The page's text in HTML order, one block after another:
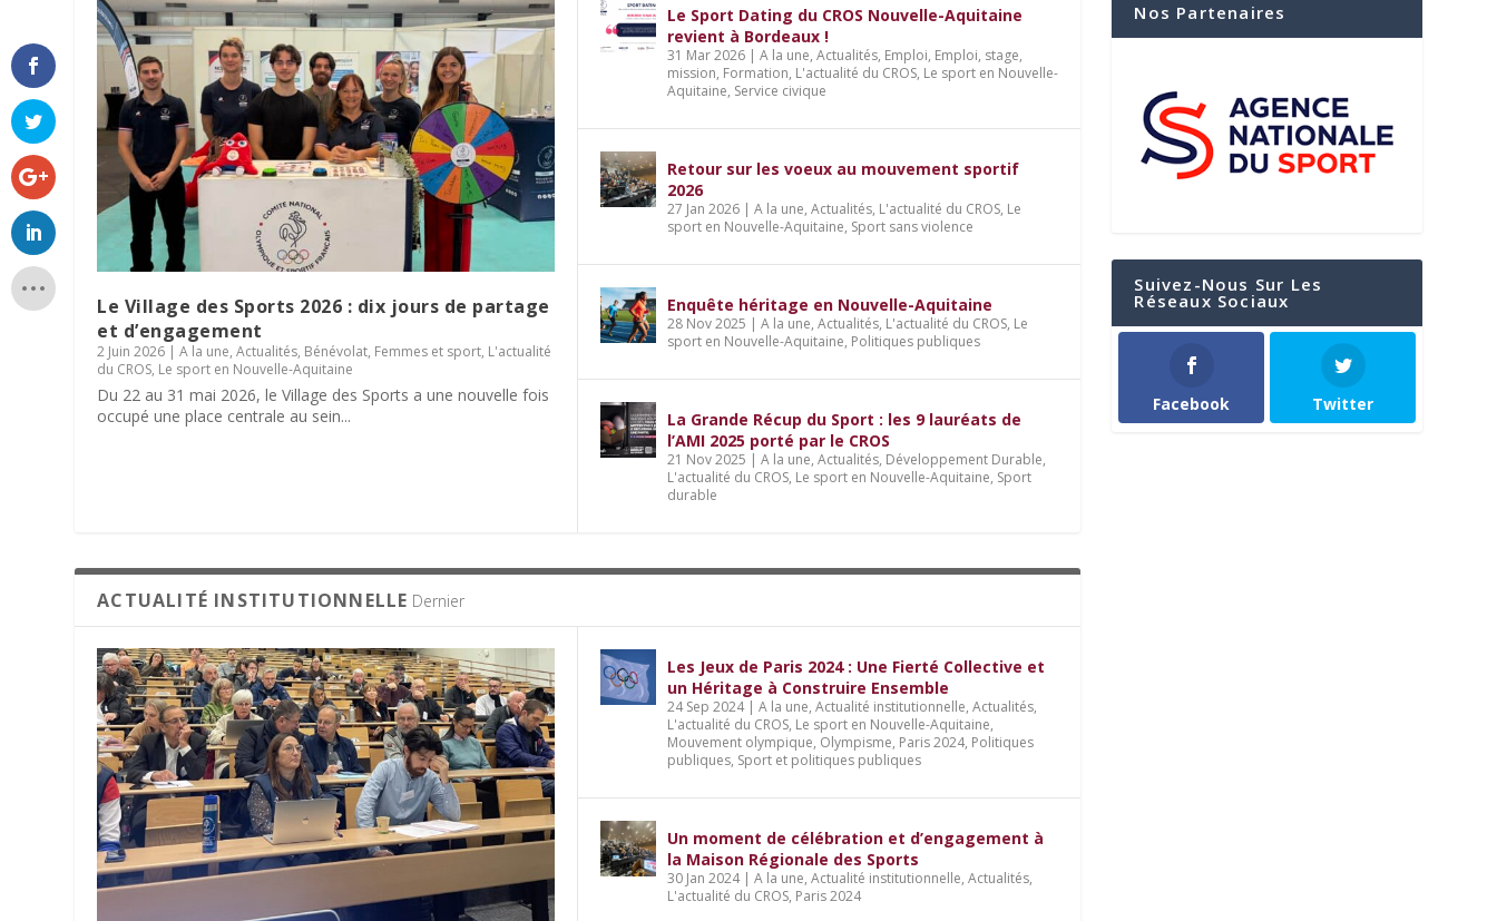
Le Village des Sports 2026 : dix jours de partage
et d’engagement
2 Juin 2026 |A la une,Actualités, Bénévolat, Femmes et sport, L'actualité
du CROS, Le sport en Nouvelle-Aquitaine
Du 22 au 31 mai 2026, le Village des Sports a une nouvelle fois
occupé une place centrale au sein...
Le Sport Dating du CROS Nouvelle-Aquitaine
revient à Bordeaux !
31 Mar 2026| A la une, Actualités, Emploi, Emploi, stage,
mission, Formation, L'actualité du CROS, Le sport en Nouvelle-
Aquitaine, Service civique
Retour sur les voeux au mouvement sportif
2026
27 Jan 2026| A la une, Actualités, L'actualité du CROS, Le
sport en Nouvelle-Aquitaine, Sport sans violence
Enquête héritage en Nouvelle-Aquitaine
28 Nov 2025 | A la une, Actualités, L'actualité du CROS, Le
sport en Nouvelle-Aquitaine, Politiques publiques
La Grande Récup du Sport : les 9 lauréats de
l’AMI 2025 porté par le CROS
21 Nov 2025 | A la une, Actualités, Développement Durable,
L'actualité du CROS, Le sport en Nouvelle-Aquitaine, Sport
durable
ACTUALITÉ INSTITUTIONNELLE Dernier
Les Jeux de Paris 2024 : Une Fierté Collective et
un Héritage à Construire Ensemble
24 Sep 2024| A la une, Actualité institutionnelle, Actualités,
L'actualité du CROS, Le sport en Nouvelle-Aquitaine,
Mouvement olympique, Olympisme, Paris 2024, Politiques
publiques, Sport et politiques publiques
Un moment de célébration et d’engagement à
la Maison Régionale des Sports
30 Jan 2024| A la une, Actualité institutionnelle, Actualités,
L'actualité du CROS, Paris 2024
Nos Partenaires
Suivez-Nous Sur Les
Réseaux Sociaux
Facebook Twitter